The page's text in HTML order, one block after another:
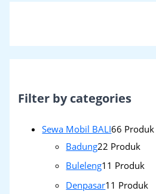
Filter by categories
Sewa Mobil BALI66 Produk
Badung22 Produk
Buleleng1 1 Produk
Denpasar1 1 Produk